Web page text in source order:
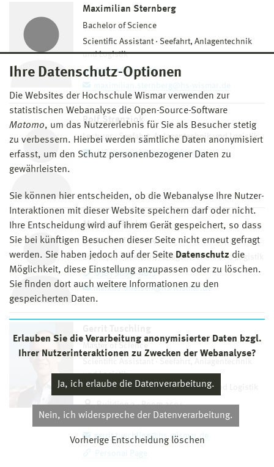
Ihre Datenschutz-Optionen
Die Websites der Hochschule Wismar verwenden zur
statistischen Webanalyse die Open-Source-Software
Matomo, um das Nutzererlebnis für Sie als Besucher stetig
zu verbessern. Hierbei werden sämtliche Daten anonymisiert
erfasst, um den Schutz personenbezogener Daten zu
gewährleisten.
Sie können hier entscheiden, ob die Webanalyse Ihre Nutzer-
Interaktionen mit dieser Website speichern darf oder nicht.
Ihre Entscheidung wird auf ihrem Gerät gespeichert, so dass
Sie bei künftigen Besuchen dieser Seite nicht erneut gefragt
werden. Sie haben jedoch auf der Seite Datenschutz die
Möglichkeit, diese Einstellung anzupassen oder zu löschen.
Sie finden dort auch weitere Informationen zu den
gespeicherten Daten.
Erlauben Sie die Verarbeitung anonymisierter Daten bzgl.
Ihrer Nutzerinteraktionen zu Zwecken der Webanalyse?
Ja, ich erlaube die Datenverarbeitung.
Nein, ich widerspreche der Datenverarbeitung.
Vorherige Entscheidung löschen
Maximilian Sternberg
Bachelor of Science
Scientific Assistant
Seefahrt, Anlagentechnik
und Logistik
0381 9698–4555
maximilian.sternberg@hs-wismar.de
Rolf Strenziok
Lecturer
Seefahrt, Anlagentechnik und Logistik
rolf.strenziok@hs-wismar.de
Markus Thielsen
Bachelor of Science
Employee
Seefahrt, Anlagentechnik und Logistik
0381 9698–4613
markus.thielsen@hs-wismar.de
Master of Science
und Logistik
Lecturer
Seefahrt, Anlagentechnik und Logistik
Building 2 · Room 2504
0381 9698–4556
gerrit.tuschling@hs-wismar.de
Personal Page